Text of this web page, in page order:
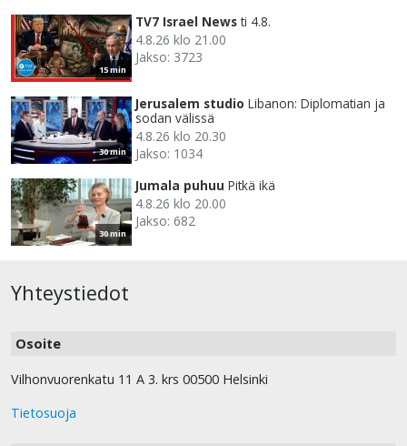
15 min
TV7 Israel News ti 4.8.
4.8.26 klo 21.00
Jakso: 3723
30 min
Jerusalem studio Libanon: Diplomatian ja
sodan välissä
4.8.26 klo 20.30
Jakso: 1034
30 min
Jumala puhuu Pitkä ikä
4.8.26 klo 20.00
Jakso: 682
Yhteystiedot
Osoite
Vilhonvuorenkatu 11 A 3. krs 00500 Helsinki
Tietosuoja